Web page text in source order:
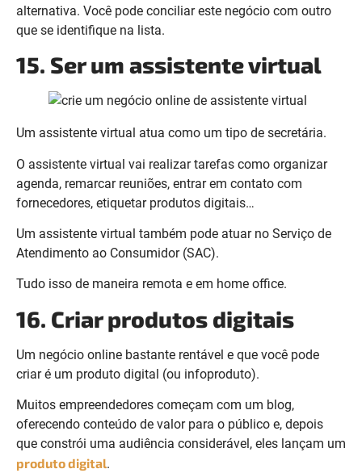
alternativa. Você pode conciliar este negócio com outro
que se identifique na lista.
15. Ser um assistente virtual
Um assistente virtual atua como um tipo de secretária.
O assistente virtual vai realizar tarefas como organizar
agenda, remarcar reuniões, entrar em contato com
fornecedores, etiquetar produtos digitais…
Um assistente virtual também pode atuar no Serviço de
Atendimento ao Consumidor (SAC).
Tudo isso de maneira remota e em home office.
16. Criar produtos digitais
Um negócio online bastante rentável e que você pode
criar é um produto digital (ou infoproduto).
Muitos empreendedores começam com um blog,
oferecendo conteúdo de valor para o público e, depois
que constrói uma audiência considerável, eles lançam um
produto digital.